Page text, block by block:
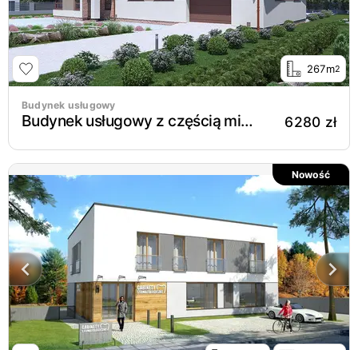
267m2
Budynek usługowy
Budynek usługowy z częścią mieszkalną UC43b 6280 zł
Nowość